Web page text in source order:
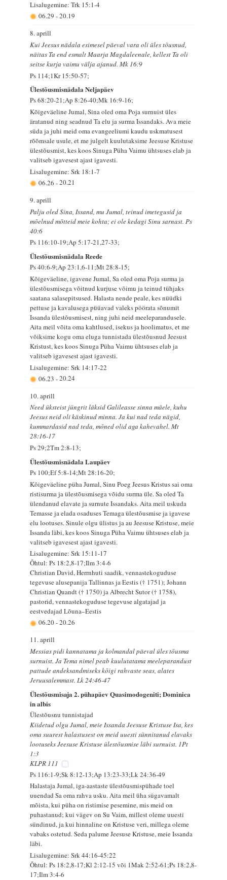
Lisalugemine: Trk 15:1-4
06.29-20.19
8. aprill
Kui Jeesus nädala esimesel päeval vara oli üles tõusnud,
näitas Ta end esmalt Maarja Magdaleenale, kellest Ta oli
seitse kurja vaimu välja ajanud. Mk 16:9
Ps 114;1Kr 15:50-57;
Ülestõusmisnädala Neljapäev
Ps 68:20-21;Ap 8:26-40;Mk 16:9-16;
Kõigeväeline Jumal, Sina oled oma Poja surnuist üles
äratanud ning seadnud Ta elu ja surma Issandaks. Ava meie
süda ja juhi meid oma evangeeliumi kaudu uskmatusest
rõõmsale usule, et me julgelt kuulutaksime Jeesuse Kristuse
ülestõusmist, kes koos Sinuga Püha Vaimu ühtsuses elab ja
valitseb igavesest ajast igavesti.
Lisalugemine: Srk 18:1-7
06.26-20.21
9. aprill
Palju oled Sina, Issand, mu Jumal, teinud imetegusid ja
mõelnud mõtteid meie kohta; ei ole kedagi Sinu sarnast. Ps
40:6
Ps 116:10-19;Ap 5:17-21,27-33;
Ülestõusmisnädala Reede
Ps 40:6-9;Ap 23:1,6-11;Mt 28:8-15;
Kõigeväeline, igavene Jumal, Sa oled oma Poja surma ja
ülestõusmisega võitnud kurjuse võimu ja teinud tühjaks
saatana salasepitsused. Halasta nende peale, kes nüüdki
pettuse ja kavalusega püüavad valeks pöörata sõnumit
Issanda ülestõusmisest, ning juhi neid meeleparandusele.
Aita meil võita oma kahtlused, isekus ja hoolimatus, et me
võiksime kogu oma eluga tunnistada ülestõusnud Jeesust
Kristust, kes koos Sinuga Püha Vaimu ühtsuses elab ja
valitseb igavesest ajast igavesti.
Lisalugemine: Srk 14:17-22
06.23-20.24
10. aprill
Need üksteist jüngrit läksid Galileasse sinna mäele, kuhu
Jeesus neid oli käskinud minna. Ja kui nad teda nägid,
kummardasid nad teda, mõned olid aga kahevahel. Mt
28:16-17
Ps 29;2Tm 2:8-13;
Ülestõusmisnädala Laupäev
Ps 100;Ef 5:8-14;Mt 28:16-20;
Kõigeväeline püha Jumal, Sinu Poeg Jeesus Kristus sai oma
ristisurma ja ülestõusmisega võidu surma üle. Sa oled Ta
ülendanud elavate ja surnute Issandaks. Aita meil uskuda
Temasse ja elada osaduses Temaga ülestõusmise ja igavese
elu lootuses. Sinule olgu ülistus ja au Jeesuse Kristuse, meie
Issanda läbi, kes koos Sinuga Püha Vaimu ühtsuses elab ja
valitseb igavesest ajast igavesti.
Lisalugemine: Srk 15:11-17
Õhtul: Ps 18:2,8-17;Ilm 3:4-6
Christian David, Herrnhuti saadik, vennastekoguduse
tegevuse alusepanija Tallinnas ja Eestis († 1751); Johann
Christian Quandt († 1750) ja Albrecht Sutor († 1758),
pastorid, vennastekoguduse tegevuse algatajad ja
eestvedajad Lõuna–Eestis
06.20-20.26
11. aprill
Messias pidi kannatama ja kolmandal päeval üles tõusma
surnuist. Ja Tema nimel peab kuulutatama meeleparandust
pattude andeksandmiseks kõigi rahvaste seas, alates
Jeruusalemmast. Lk 24:46-47
Ülestõusmisaja 2. pühapäev Quasimodogeniti; Dominica
in albis
Ülestõusnu tunnistajad
Kiidetud olgu Jumal, meie Issanda Jeesuse Kristuse Isa, kes
oma suurest halastusest on meid uuesti sünnitanud elavaks
lootuseks Jeesuse Kristuse ülestõusmise läbi surnuist. 1Pt
1:3
KLPR 111
Ps 116:1-9;Sk 8:12-13;Ap 13:23-33;Lk 24:36-49
Halastaja Jumal, iga-aastaste ülestõusmispühade toel
uuendad Sa oma rahva usku. Aita meil üha sügavamalt
mõista, kui püha on ristimise pesemine, mis meid on
puhastanud; kui vägev on Su Vaim, millest oleme uuesti
sündinud, ja kui hinnaline on Kristuse veri, millega oleme
vabaks ostetud. Seda palume Jeesuse Kristuse, meie Issanda
läbi.
Lisalugemine: Srk 44:16-45:22
Õhtul: Ps 18:2,8-17;Kl 2:12-15 või 1Mak 2:52-61;Ps 18:2,8-
17;Ilm 3:4-6